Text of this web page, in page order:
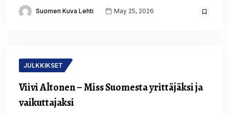
Suomen Kuva Lehti May 25, 2026
JULKKIKSET
Viivi Altonen – Miss Suomesta yrittäjäksi ja
vaikuttajaksi